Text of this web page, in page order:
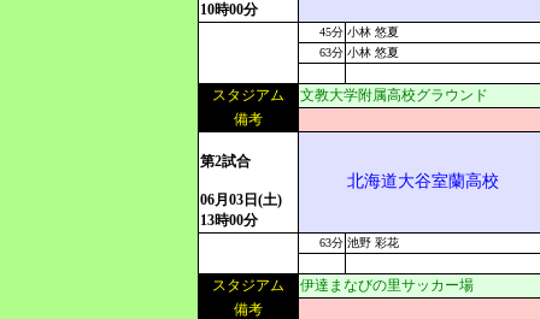
10時00分
45分 小林 悠夏
63分 小林 悠夏
スタジアム
文教大学附属高校グラウンド
備考
第2試合
06月03日(土)
13時00分
北海道大谷室蘭高校
63分 池野 彩花
スタジアム
伊達まなびの里サッカー場
備考